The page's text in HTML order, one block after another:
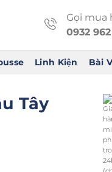
Gọi mua
0932 962
Linh Kiện Bài
Tây